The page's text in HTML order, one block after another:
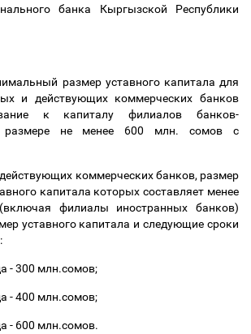
банка Кыргызской Республики
размер уставного капитала для
и действующих коммерческих банков
к капиталу филиалов банков-
размере не менее 600 млн. сомов c
коммерческих банков, размер
капитала которых составляет менее
филиалы иностранных банков)
уставного капитала и следующие сроки
- 300 млн.сомов;
- 400 млн.сомов;
- 600 млн.сомов.